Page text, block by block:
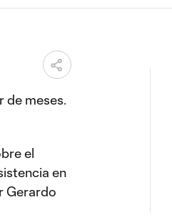
de meses.
el
en
Gerardo